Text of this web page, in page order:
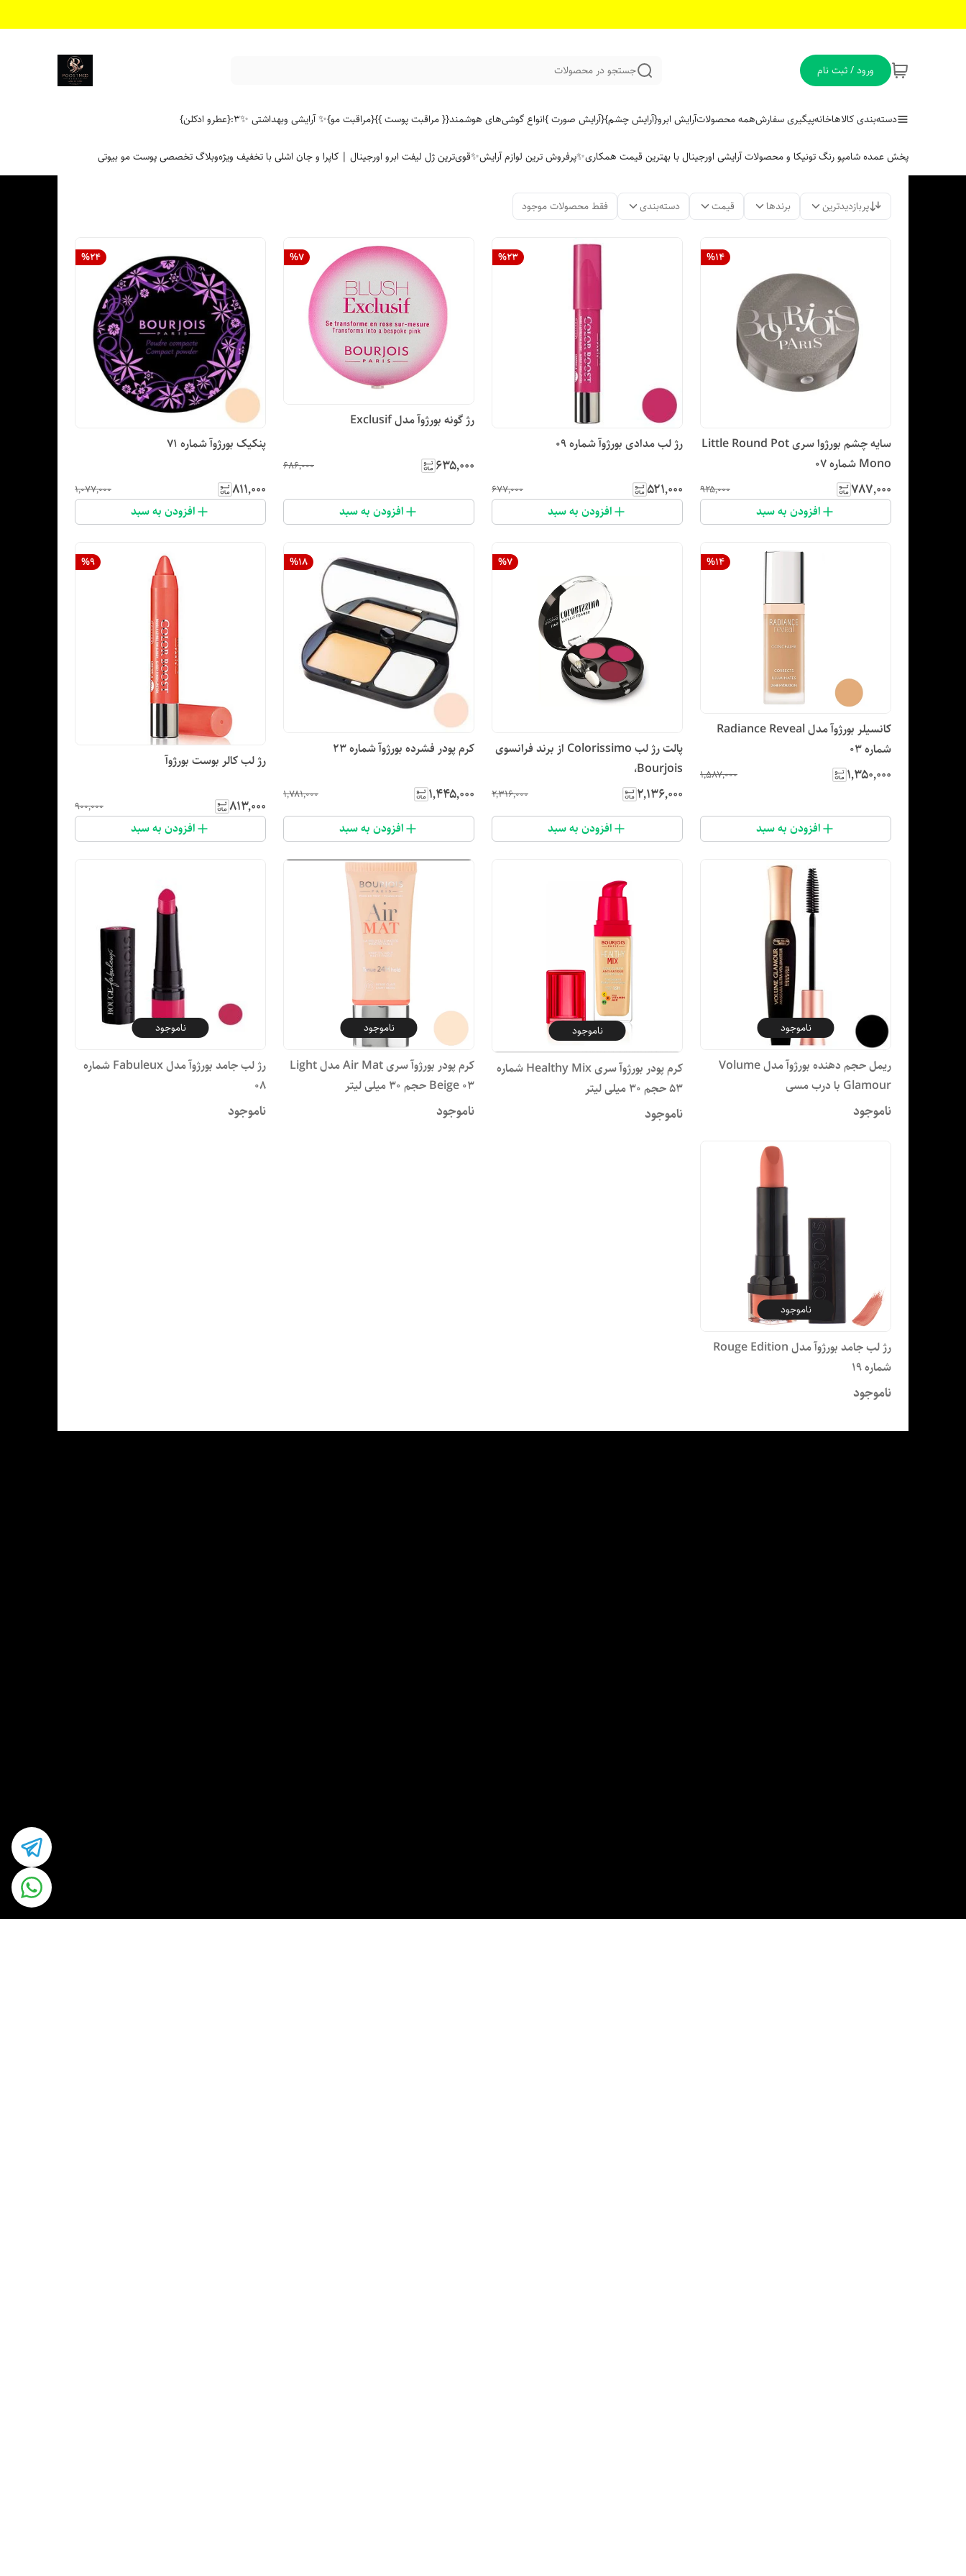
ورود / ثبت نام جستجو در محصولات
دسته‌بندی کالاهاخانهپیگیری سفارشهمه محصولاتآرایش ابرو{آرایش چشم}{آرایش صورت }انواع گوشی‌های هوشمند{{ مراقبت پوست }}{مراقبت مو}✨ آرایشی وبهداشتی ✨۳:{عطرو ادکلن}
پخش عمده شامپو رنگ تونیکا و محصولات آرایشی اورجینال با بهترین قیمت همکاری✨پرفروش ترین لوازم آرایش✨قوی‌ترین ژل لیفت ابرو اورجینال | کاپرا و جان اشلی با تخفیف ویژهوبلاگ تخصصی پوست مو بیوتی
پربازدیدترین برندها قیمت دسته‌بندی فقط محصولات موجود
%14
سایه چشم بورژوا سری Little Round Pot
Mono شماره 07
۷۸۷٬۰۰۰ ۹۲۵٬۰۰۰
افزودن به سبد
%23
رژ لب مدادی بورژوآ شماره 09
۵۲۱٬۰۰۰ ۶۷۷٬۰۰۰
افزودن به سبد
%7
رژ گونه بورژوآ مدل Exclusif
۶۳۵٬۰۰۰ ۶۸۶٬۰۰۰
افزودن به سبد
%24
پنکیک بورژوآ شماره 71
۸۱۱٬۰۰۰ ۱٬۰۷۷٬۰۰۰
افزودن به سبد
%14
کانسیلر بورژوآ مدل Radiance Reveal
شماره 03
۱٬۳۵۰٬۰۰۰ ۱٬۵۸۷٬۰۰۰
افزودن به سبد
%7
پالت رژ لب Colorissimo از برند فرانسوی
Bourjois،
۲٬۱۳۶٬۰۰۰ ۲٬۳۱۶٬۰۰۰
افزودن به سبد
%18
کرم پودر فشرده بورژ‌وآ شماره 23
۱٬۴۴۵٬۰۰۰ ۱٬۷۸۱٬۰۰۰
افزودن به سبد
%9
رژ لب کالر بوست بورژوآ
۸۱۳٬۰۰۰ ۹۰۰٬۰۰۰
افزودن به سبد
ناموجود
ریمل حجم دهنده بورژوآ مدل Volume
Glamour با درب مسی
ناموجود
ناموجود
کرم پودر بورژوآ سری Healthy Mix شماره
53 حجم 30 میلی لیتر
ناموجود
ناموجود
کرم پودر بورژ‌وآ سری Air Mat مدل Light
Beige 03 حجم 30 میلی لیتر
ناموجود
ناموجود
رژ لب جامد بورژوآ مدل Fabuleux شماره
08
ناموجود
ناموجود
رژ لب جامد بورژوآ مدل Rouge Edition
شماره 19
ناموجود